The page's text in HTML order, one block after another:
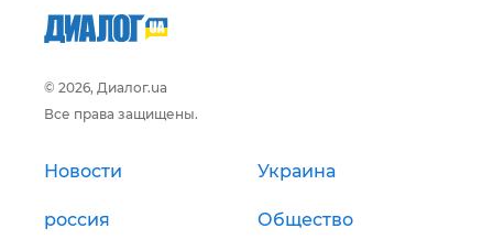
© 2026, Диалог.ua
Все права защищены.
Новости Украина
россия Общество